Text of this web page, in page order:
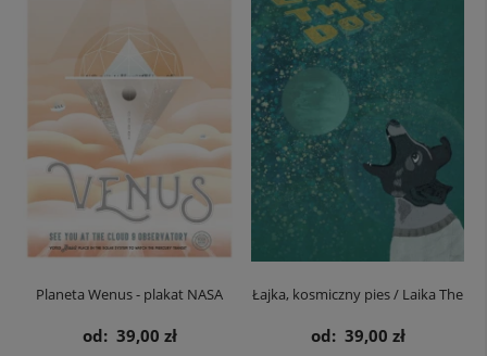
Planeta Wenus - plakat NASA
od: 39,00 zł
Łajka, kosmiczny pies / Laika The
Space Dog - plakat
od: 39,00 zł